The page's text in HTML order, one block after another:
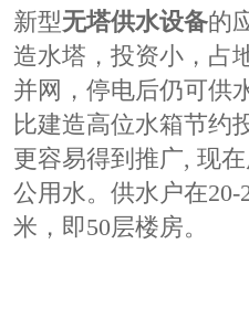
新型无塔供水设备的
造水塔，投资小，占
并网，停电后仍可供
比建造高位水箱节约
更容易得到推广, 现
公用水。供水户在20-
米，即50层楼房。